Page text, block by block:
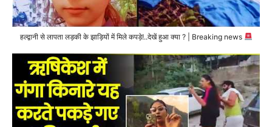
हल्द्वानी से लापता लड़की के झाड़ियों में मिले कपड़े!..देखें हुआ क्या ? | Breaking news